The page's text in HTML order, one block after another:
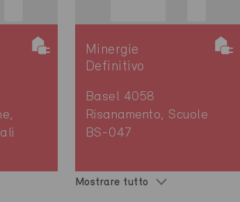
Minergie
Definitivo
Basel 4058
Risanamento, Scuole
BS-047
Mostrare tutto